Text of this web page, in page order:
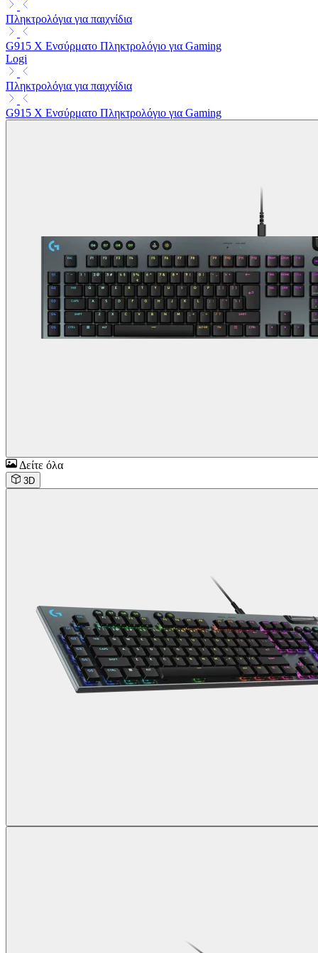
Πληκτρολόγια για παιχνίδια
G915 X Ενσύρματο Πληκτρολόγιο για Gaming
Logi
Πληκτρολόγια για παιχνίδια
G915 X Ενσύρματο Πληκτρολόγιο για Gaming
Δείτε όλα
3D